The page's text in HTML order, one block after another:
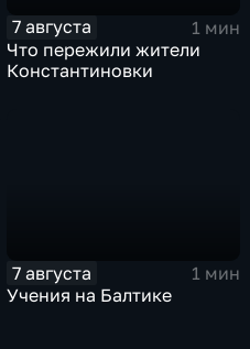
7 августа
1 мин
Что пережили жители
Константиновки
7 августа
1 мин
Учения на Балтике